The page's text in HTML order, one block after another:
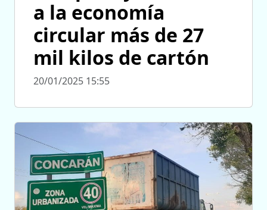
a la economía
circular más de 27
mil kilos de cartón
20/01/2025 15:55